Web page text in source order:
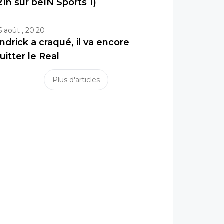
sur beIN Sports 1)
août , 20:20
a craqué, il va encore
le Real
Plus d'articles